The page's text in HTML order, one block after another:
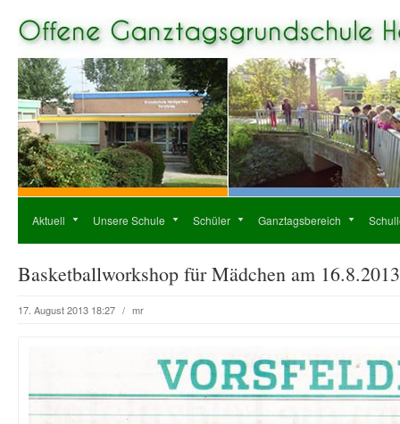
Aktuell Unsere Schule Schüler Ganztagsbereich
Basketballworkshop für Mädchen am 16.8.2013
17. August 2013 18:27 / mr